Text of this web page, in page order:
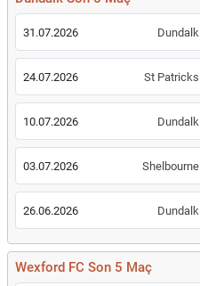
31.07.2026 Dundalk
24.07.2026 St Patricks
10.07.2026 Dundalk
03.07.2026 Shelbourne
26.06.2026 Dundalk
Wexford FC Son 5 Maç